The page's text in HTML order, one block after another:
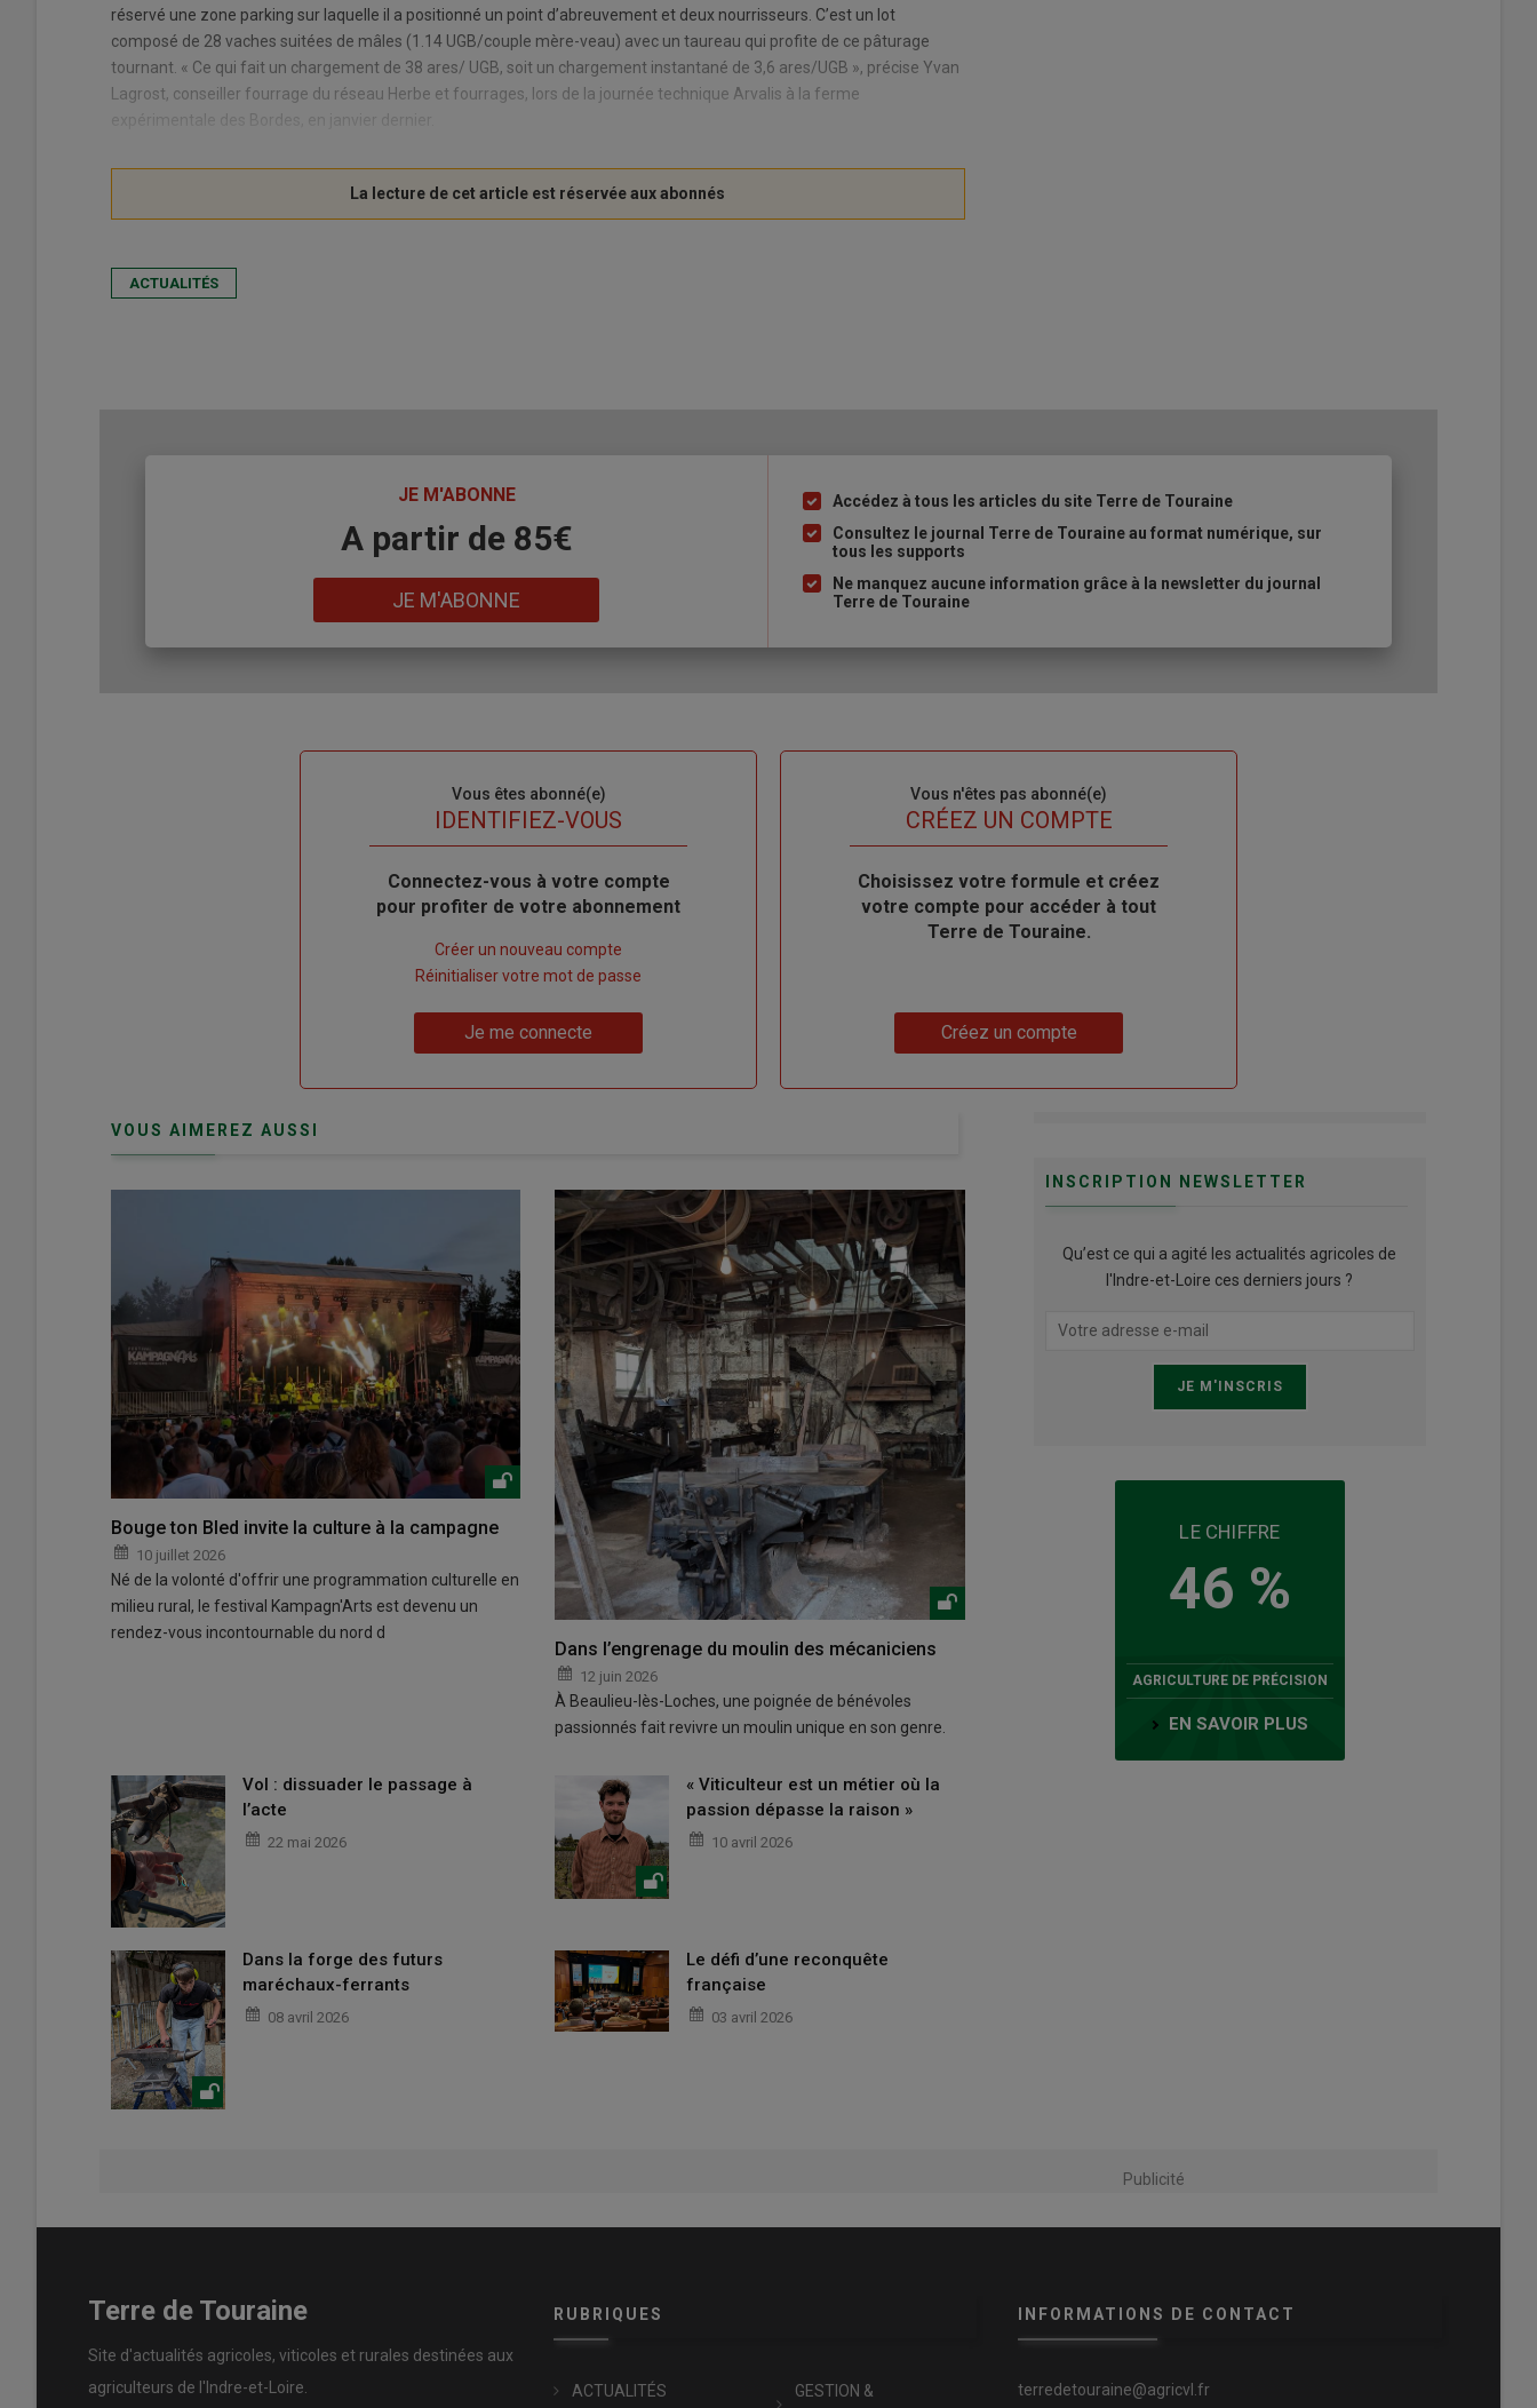
réservé une zone parking sur laquelle il a positionné un point d’abreuvement et deux nourrisseurs. C’est un lot
composé de 28 vaches suitées de mâles (1.14 UGB/couple mère-veau) avec un taureau qui profite de ce pâturage
tournant. « Ce qui fait un chargement de 38 ares/ UGB, soit un chargement instantané de 3,6 ares/UGB », précise Yvan
Lagrost, conseiller fourrage du réseau Herbe et fourrages, lors de la journée technique Arvalis à la ferme
expérimentale des Bordes, en janvier dernier.
ACTUALITÉS
JE M'ABONNE
A partir de 85€
JE M'ABONNE
Liste
à
puce
Accédez à tous les articles du site Terre de Touraine
Consultez le journal Terre de Touraine au format numérique, sur
tous les supports
Ne manquez aucune information grâce à la newsletter du journal
Terre de Touraine
Vous êtes abonné(e)
IDENTIFIEZ-VOUS
Body
Connectez-vous à votre compte
pour profiter de votre abonnement
compte"
Créer un nouveau compte
Réinitialiser votre mot de passe
Je me connecte
Vous n'êtes pas abonné(e)
TITRECRÉEZ UN COMPTE
Body
Choisissez votre formule et créez
votre compte pour accéder à tout
Terre de Touraine.
Créez un compte
VOUS AIMEREZ AUSSI
Bouge ton Bled invite la culture à la campagne
10 juillet 2026
Né de la volonté d'offrir une programmation culturelle en
milieu rural, le festival Kampagn'Arts est devenu un
rendez-vous incontournable du nord d
Dans l’engrenage du moulin des mécaniciens
12 juin 2026
À Beaulieu-lès-Loches, une poignée de bénévoles
passionnés fait revivre un moulin unique en son genre.
Vol : dissuader le passage à
l’acte
22 mai 2026
« Viticulteur est un métier où la
passion dépasse la raison »
10 avril 2026
Dans la forge des futurs
maréchaux-ferrants
08 avril 2026
Le défi d’une reconquête
française
03 avril 2026
INSCRIPTION NEWSLETTER
Qu’est ce qui a agité les actualités agricoles de
l'Indre-et-Loire ces derniers jours ?
LE CHIFFRE
46 %
AGRICULTURE DE PRÉCISION
EN SAVOIR PLUS
Publicité
Terre de Touraine
Site d'actualités agricoles, viticoles et rurales destinées aux
agriculteurs de l'Indre-et-Loire.
RUBRIQUES
ACTUALITÉS GESTION &
INFORMATIONS DE CONTACT
terredetouraine@agricvl.fr